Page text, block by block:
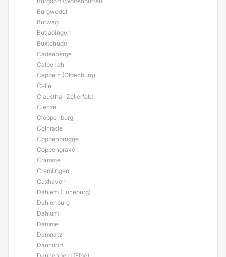
Burgwedel
Burweg
Butjadingen
Buxtehude
Cadenberge
Calberlah
Cappeln (Oldenburg)
Celle
Clausthal-Zellerfeld
Clenze
Cloppenburg
Colnrade
Coppenbrügge
Coppengrave
Cramme
Cremlingen
Cuxhaven
Dahlem (Lüneburg)
Dahlenburg
Dahlum
Damme
Damnatz
Danndorf